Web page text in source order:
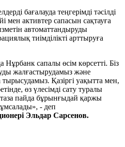
бағалауда теңгерімді тәсілді
мен активтер сапасын сақтауға
автоматтандыруды
тиімділікті арттыруға
сапалы өсім көрсетті. Біз
жалғастырудамыз және
тырысудамыз. Қазіргі уақытта мен,
өз үлесімді сату туралы
пайда бұрынғыдай қаржы
- деп
Эльдар Сарсенов.